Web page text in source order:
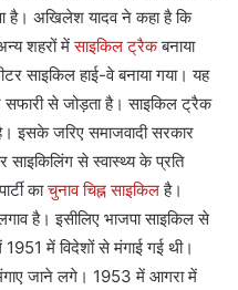
है। अखिलेश यादव ने कहा है कि
शहरों मेंसाइकिल ट्रैकबनाया
साइकिल हाई-वे बनाया गया। यह
सफारी से जोड़ता है। साइकिल ट्रैक
है। इसके जरिए समाजवादी सरकार
से स्वास्थ्य के प्रति
काचुनाव चिह्न साइकिलहै।
है। इसीलिए भाजपा साइकिल से
में विदेशों से मंगाई गई थी।
जाने लगे। 1953 में आगरा में